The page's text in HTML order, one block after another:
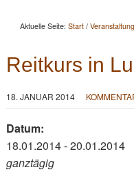
Aktuelle Seite: Start /
Reitkurs in
18. JANUAR 2014
Datum:
18.01.2014 - 20.01.2014
ganztägig